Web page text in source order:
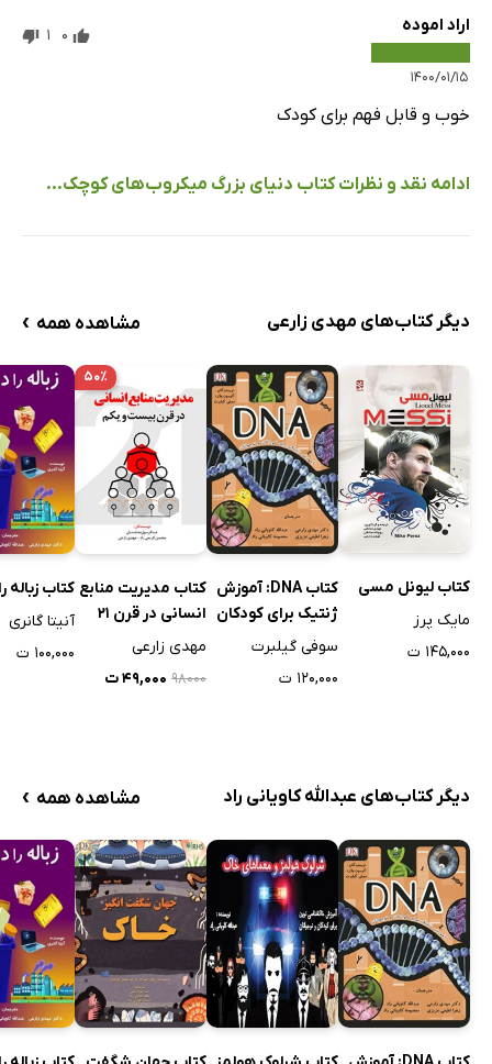
اراد اموده
۱۴۰۰/۰۱/۱۵
0
1
خوب و قابل فهم برای کودک
ادامه نقد و نظرات کتاب دنیای بزرگ میکروب‌های کوچک...
دیگر کتاب‌های مهدی زارعی مشاهده همه ›
کتاب لیونل مسی
مایک پرز
۱۴۵,۰۰۰ ت
کتاب DNA: آموزش
ژنتیک برای کودکان
و نوجوانان
سوفی گیلبرت
۱۲۰,۰۰۰ ت
۵۰٪
کتاب مدیریت منابع
انسانی در قرن 21
مهدی زارعی
۹۸۰۰۰ ۴۹,۰۰۰ ت
کتاب زباله
آنیتا گانری
۱۰۰,۰۰۰ ت
دیگر کتاب‌های عبدالله کاویانی راد مشاهده همه ›